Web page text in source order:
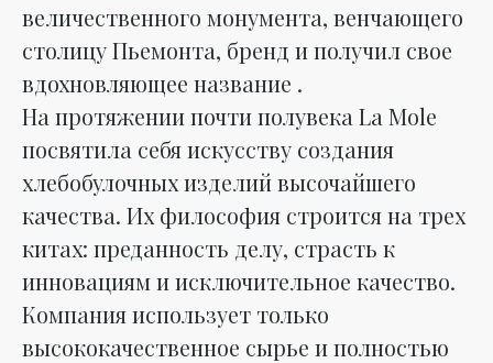
величественного монумента, венчающего
столицу Пьемонта, бренд и получил свое
вдохновляющее название .
На протяжении почти полувека La Mole
посвятила себя искусству создания
хлебобулочных изделий высочайшего
качества. Их философия строится на трех
китах: преданность делу, страсть к
инновациям и исключительное качество.
Компания использует только
высококачественное сырье и полностью